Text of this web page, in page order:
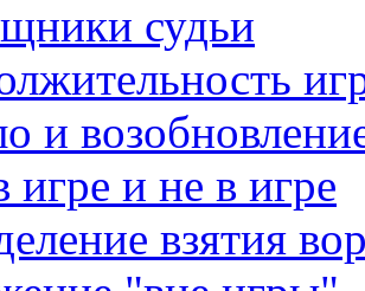
судьи
и
и не в игре
взятия